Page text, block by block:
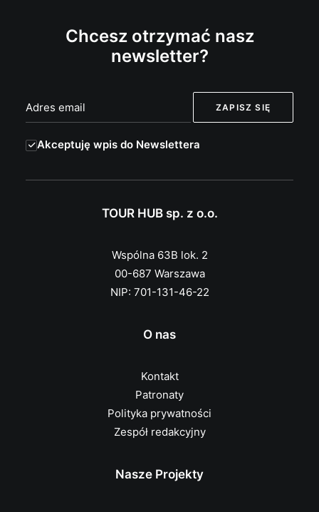
Chcesz otrzymać nasz
newsletter?
Akceptuję wpis do Newslettera
TOUR HUB sp. z o.o.
Wspólna 63B lok. 2
00-687 Warszawa
NIP: 701-131-46-22
O nas
Kontakt
Patronaty
Polityka prywatności
Zespół redakcyjny
Nasze Projekty